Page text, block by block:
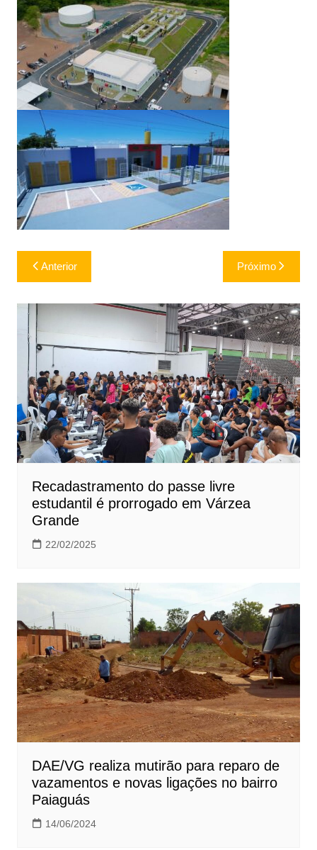
Navegação
de
Post
Anterior Próximo
Recadastramento do passe livre
estudantil é prorrogado em Várzea
Grande
22/02/2025
DAE/VG realiza mutirão para reparo de
vazamentos e novas ligações no bairro
Paiaguás
14/06/2024